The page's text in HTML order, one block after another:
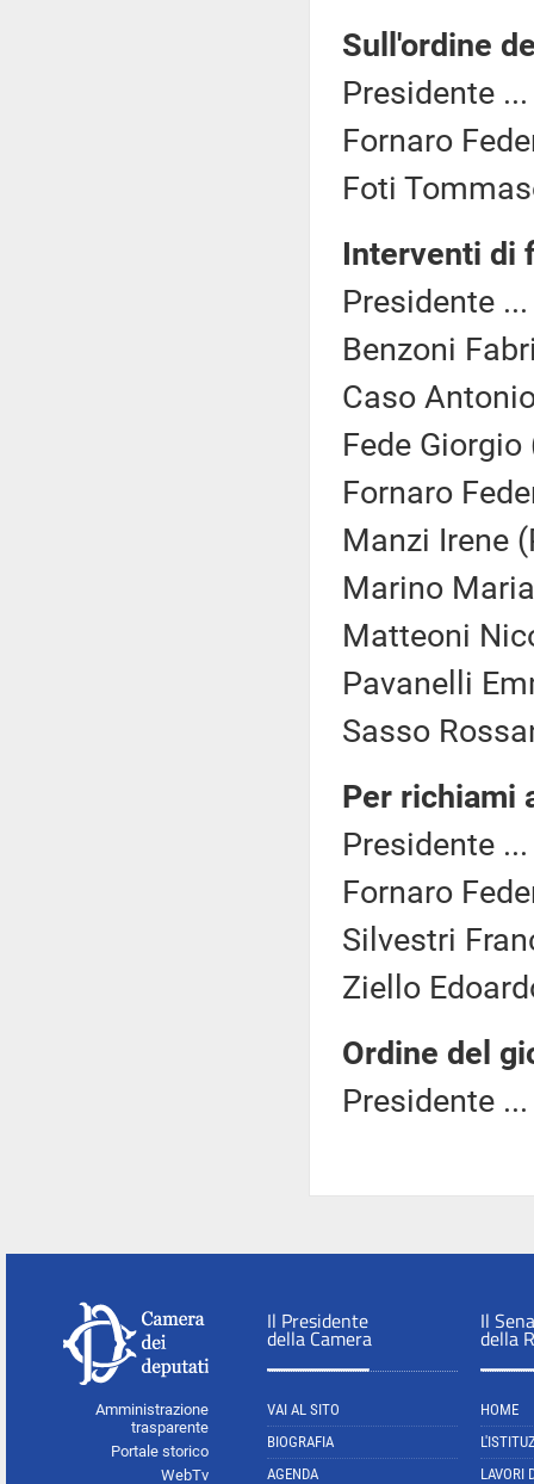
Sull'ordine
Presidente
Fornaro
Foti
Interventi di
Presidente
Benzoni
Caso
Fede
Fornaro
Manzi Irene
Marino
Matteoni
Pavanelli
Sasso
Per richiami
Presidente
Fornaro
Silvestri
Ziello
Ordine del
Presidente
Amministrazione
trasparente
Portale storico
WebTv
Il Presidente
della Camera
VAI AL SITO
BIOGRAFIA
AGENDA
Il
della
HOME
LAVORI